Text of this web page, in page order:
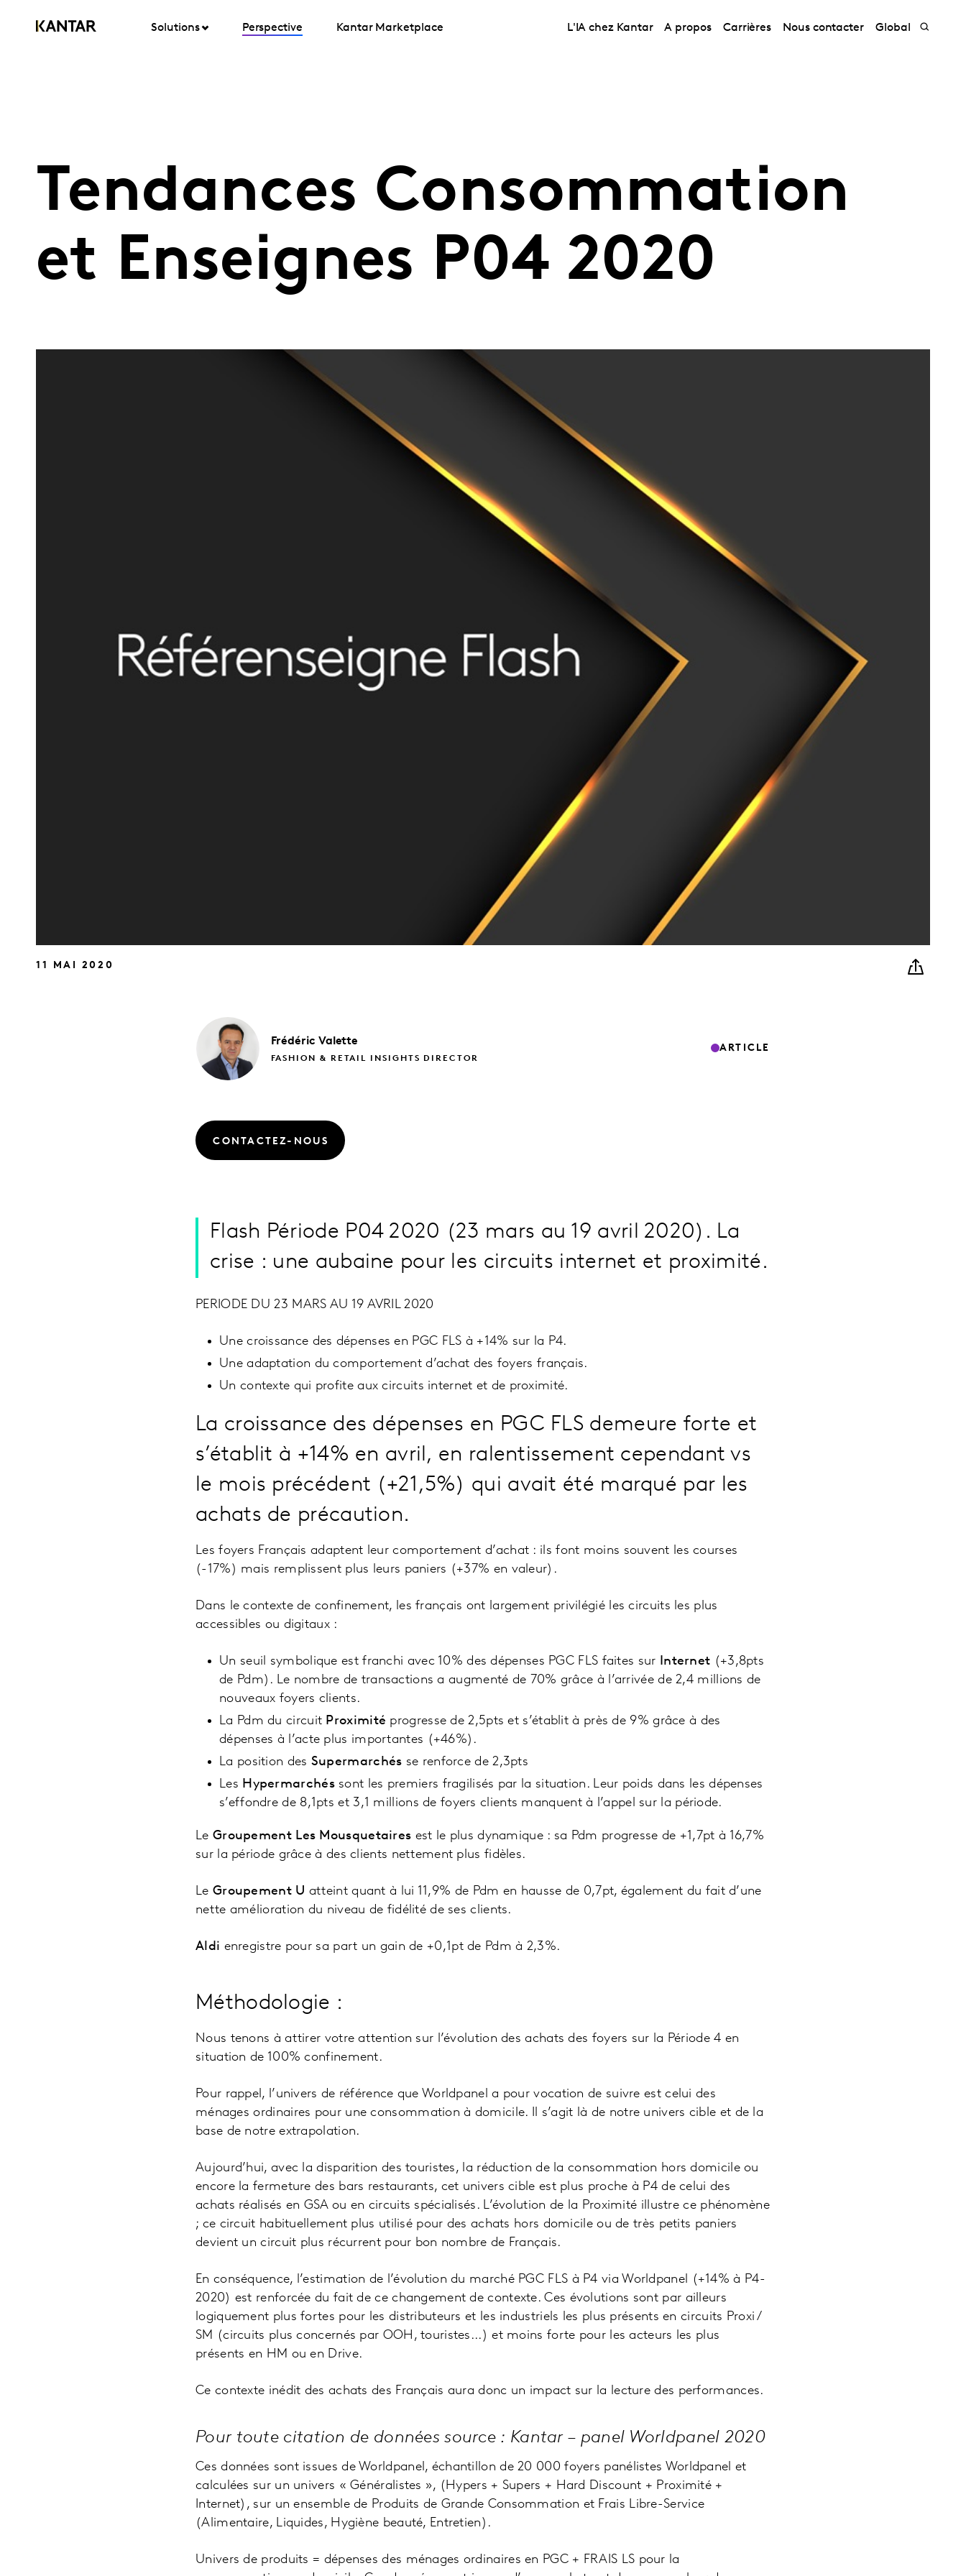
Solutions Perspective Kantar Marketplace L'IA chez Kantar A propos Carrières Nous contacter Global
Tendances Consommation
et Enseignes P04 2020
11 MAI 2020
Frédéric Valette
FASHION & RETAIL INSIGHTS DIRECTOR
ARTICLE
CONTACTEZ-NOUS
Flash Période P04 2020 (23 mars au 19 avril 2020). La
crise : une aubaine pour les circuits internet et proximité.
PERIODE DU 23 MARS AU 19 AVRIL 2020
Une croissance des dépenses en PGC FLS à +14% sur la P4.
Une adaptation du comportement d’achat des foyers français.
Un contexte qui profite aux circuits internet et de proximité.
La croissance des dépenses en PGC FLS demeure forte et
s’établit à +14% en avril, en ralentissement cependant vs
le mois précédent (+21,5%) qui avait été marqué par les
achats de précaution.
Les foyers Français adaptent leur comportement d’achat : ils font moins souvent les courses
(-17%) mais remplissent plus leurs paniers (+37% en valeur).
Dans le contexte de confinement, les français ont largement privilégié les circuits les plus
accessibles ou digitaux :
Un seuil symbolique est franchi avec 10% des dépenses PGC FLS faites sur Internet (+3,8pts
de Pdm). Le nombre de transactions a augmenté de 70% grâce à l’arrivée de 2,4 millions de
nouveaux foyers clients.
La Pdm du circuit Proximité progresse de 2,5pts et s’établit à près de 9% grâce à des
dépenses à l’acte plus importantes (+46%).
La position des Supermarchés se renforce de 2,3pts
Les Hypermarchéssont les premiers fragilisés par la situation. Leur poids dans les dépenses
s’effondre de 8,1pts et 3,1 millions de foyers clients manquent à l’appel sur la période.
Le Groupement Les Mousquetaires est le plus dynamique : sa Pdm progresse de +1,7pt à 16,7%
sur la période grâce à des clients nettement plus fidèles.
Le Groupement U atteint quant à lui 11,9% de Pdm en hausse de 0,7pt, également du fait d’une
nette amélioration du niveau de fidélité de ses clients.
Aldi enregistre pour sa part un gain de +0,1pt de Pdm à 2,3%.
Méthodologie :
Nous tenons à attirer votre attention sur l’évolution des achats des foyers sur la Période 4 en
situation de 100% confinement.
Pour rappel, l’univers de référence que Worldpanel a pour vocation de suivre est celui des
ménages ordinaires pour une consommation à domicile. Il s’agit là de notre univers cible et de la
base de notre extrapolation.
Aujourd’hui, avec la disparition des touristes, la réduction de la consommation hors domicile ou
encore la fermeture des bars restaurants, cet univers cible est plus proche à P4 de celui des
achats réalisés en GSA ou en circuits spécialisés. L’évolution de la Proximité illustre ce phénomène
; ce circuit habituellement plus utilisé pour des achats hors domicile ou de très petits paniers
devient un circuit plus récurrent pour bon nombre de Français.
En conséquence, l’estimation de l’évolution du marché PGC FLS à P4 via Worldpanel (+14% à P4-
2020) est renforcée du fait de ce changement de contexte. Ces évolutions sont par ailleurs
logiquement plus fortes pour les distributeurs et les industriels les plus présents en circuits Proxi /
SM (circuits plus concernés par OOH, touristes...) et moins forte pour les acteurs les plus
présents en HM ou en Drive.
Ce contexte inédit des achats des Français aura donc un impact sur la lecture des performances.
Pour toute citation de données source : Kantar – panel Worldpanel 2020
Ces données sont issues de Worldpanel, échantillon de 20 000 foyers panélistes Worldpanel et
calculées sur un univers « Généralistes », (Hypers + Supers + Hard Discount + Proximité +
Internet), sur un ensemble de Produits de Grande Consommation et Frais Libre-Service
(Alimentaire, Liquides, Hygiène beauté, Entretien).
Univers de produits = dépenses des ménages ordinaires en PGC + FRAIS LS pour la